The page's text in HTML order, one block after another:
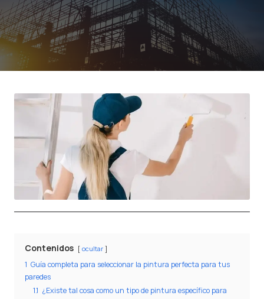
Contenidos ocultar
1 Guía completa para seleccionar la pintura perfecta para tus
paredes
1.1 ¿Existe tal cosa como un tipo de pintura específico para